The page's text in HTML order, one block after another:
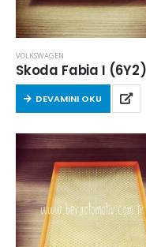
VOLKSWAGEN
DEVAMINI OKU